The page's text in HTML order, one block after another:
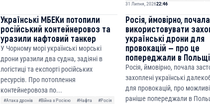
31 Липня, 202622:46
Українські МБЕКи потопили
російський контейнеровоз та
уразили нафтовий танкер
У Чорному морі українські морські
дрони уразили два судна, задіяні в
логістиці та експорті російських
ресурсів. Про потоплення
контейнеровоза по...
#Атака дронів #Війна з Росією #Нафта
#Росія
Росія, ймовірно, почала
використовувати
українські дрони для
провокацій — про це
попереджали в Польщі
Росія, ймовірно, почала
захоплені українські
для провокацій, про
раніше попереджали в